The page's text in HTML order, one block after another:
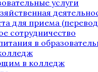
услуги
для приема
сотрудничество
в
в колледж